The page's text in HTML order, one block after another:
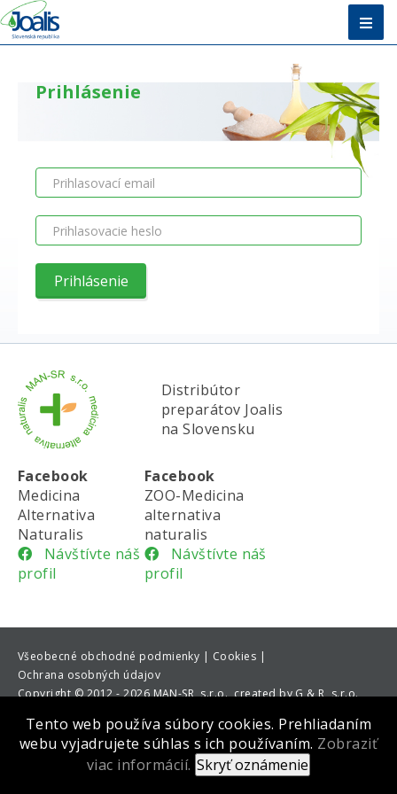
Metóda
Vzdelávanie
O nás + Kontakty
Poradňa
Prihlásenie
Distribútor
preparátov Joalis
na Slovensku
Facebook
Medicina
Alternativa
Naturalis
Návštívte náš
profil
Facebook
ZOO-Medicina
alternativa
naturalis
Návštívte náš
profil
Všeobecné obchodné podmienky | Cookies |
Ochrana osobných údajov
Copyright©2012 - 2026 MAN-SR, s.r.o., created by G & R, s.r.o.
Tento web používa súbory cookies. Prehliadaním
webu vyjadrujete súhlas s ich používaním. Zobraziť
viac informácií.